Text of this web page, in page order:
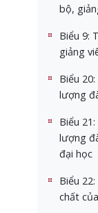
bộ,
Biểu 9:
giảng
Biểu
lượng
Biểu
lượng
đại học
Biểu
chất